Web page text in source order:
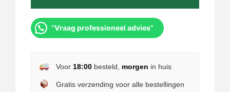
“Vraag professioneel advies”
Voor 18:00besteld, morgen in huis
Gratis verzending voor alle bestellingen